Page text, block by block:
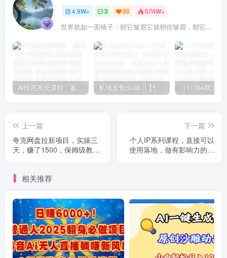
4.9W+ 3 30 574W+
世界犹如一面镜子：朝它皱眉它就朝你皱眉，朝它微笑它也吵你微笑
AI绘画系统课程，基础入门-实战案例-商业应用 私域发售plus6.0【5月份线下课录音】/全域套装sop流程包，社群发售工具套装模型
上一篇
夸克‬网盘拉新项目，实操‬三
天，赚了1500，保姆级‬教程
下一篇
个人IP系列课程，直接可以
使用落地，做有影响力的好
相关推荐